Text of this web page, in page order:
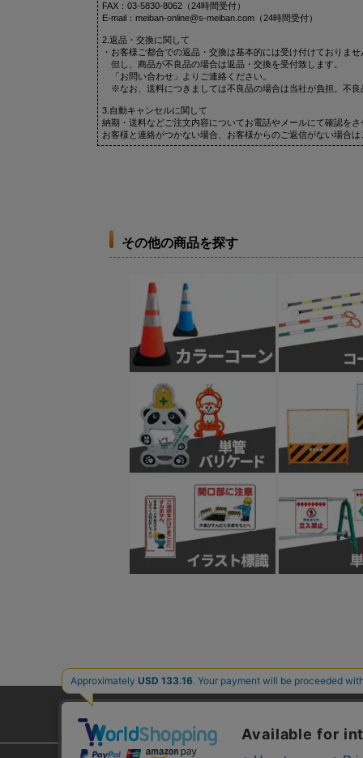
FAX：03-5830-8062（24時間受付）
E-mail：meiban-online@s-meiban.com（24時間受付）
2.返品・交換に関して
・お客様ご都合での返品・交換は基本的には受け付けておりませ
但し、商品が不良品の場合は返品・交換を受付致します。
「お問い合わせ」よりご連絡ください。
※なお、送料につきましては不良品の場合は当社が負担。不良
3.自動キャンセルに関して
納期・送料などご注文内容についてお電話やメールにて確認を
お客様と連絡がつかない場合、お客様からのご返信がない場合
その他の商品を探す